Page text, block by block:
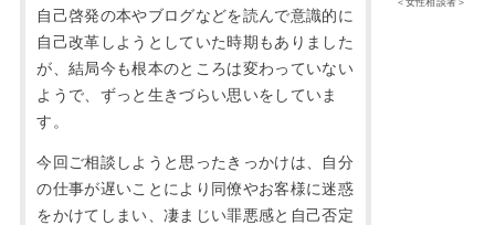
自己啓発の本やブログなどを読んで意識的に
自己改革しようとしていた時期もありました
が、結局今も根本のところは変わっていない
ようで、ずっと生きづらい思いをしていま
す。
今回ご相談しようと思ったきっかけは、自分
の仕事が遅いことにより同僚やお客様に迷惑
をかけてしまい、凄まじい罪悪感と自己否定